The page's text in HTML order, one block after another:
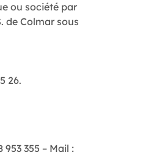
ou société par
de Colmar sous
26.
953 355 – Mail :